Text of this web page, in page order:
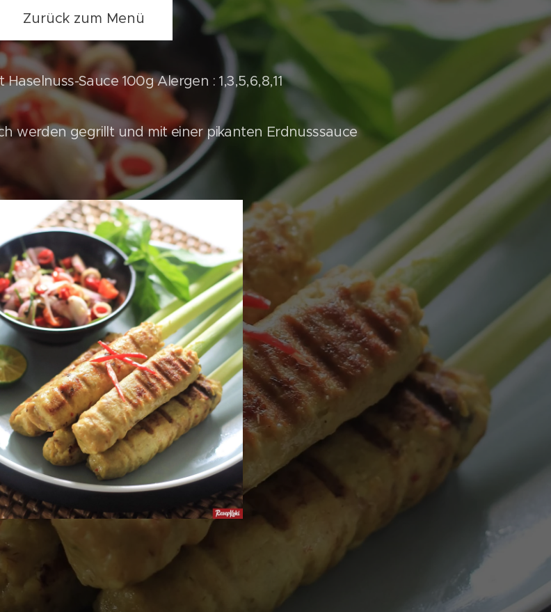
Zurück zum Menü
Sauce 100g Alergen : 1,3,5,6,8,11
werden gegrillt und mit einer pikanten Erdnusssauce